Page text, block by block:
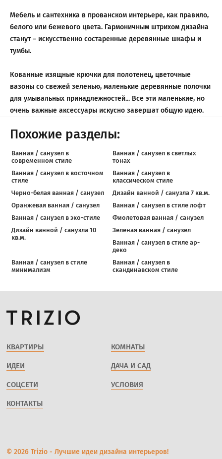
Мебель и сантехника в прованском интерьере, как правило,
белого или бежевого цвета. Гармоничным штрихом дизайна
станут – искусственно состаренные деревянные шкафы и
тумбы.
Кованные изящные крючки для полотенец, цветочные
вазоны со свежей зеленью, маленькие деревянные полочки
для умывальных принадлежностей... Все эти маленькие, но
очень важные аксессуары искусно завершат общую идею.
Похожие разделы:
Ванная / санузел в
современном стиле
Ванная / санузел в светлых
тонах
Ванная / санузел в восточном
стиле
Ванная / санузел в
классическом стиле
Черно-белая ванная / санузел
Дизайн ванной / санузла 7 кв.м.
Оранжевая ванная / санузел
Ванная / санузел в стиле лофт
Ванная / санузел в эко-стиле
Фиолетовая ванная / санузел
Дизайн ванной / санузла 10
кв.м.
Зеленая ванная / санузел
Ванная / санузел в стиле ар-
деко
Ванная / санузел в стиле
минимализм
Ванная / санузел в
скандинавском стиле
КВАРТИРЫ КОМНАТЫ
ИДЕИ ДАЧА И САД
СОЦСЕТИ УСЛОВИЯ
КОНТАКТЫ
© 2026 Trizio - Лучшие идеи дизайна интерьеров!